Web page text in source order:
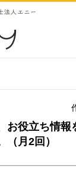
お役立ち情報
（月2回）